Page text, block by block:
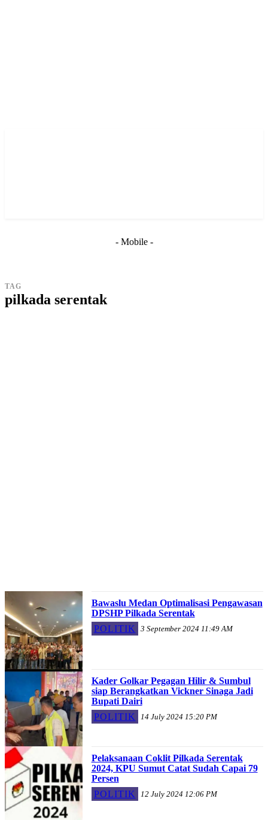
- Mobile -
TAG
pilkada serentak
Bawaslu Medan Optimalisasi Pengawasan
DPSHP Pilkada Serentak
POLITIK
3 September 2024 11:49 AM
Kader Golkar Pegagan Hilir & Sumbul
siap Berangkatkan Vickner Sinaga Jadi
Bupati Dairi
POLITIK
14 July 2024 15:20 PM
Pelaksanaan Coklit Pilkada Serentak
2024, KPU Sumut Catat Sudah Capai 79
Persen
POLITIK
12 July 2024 12:06 PM